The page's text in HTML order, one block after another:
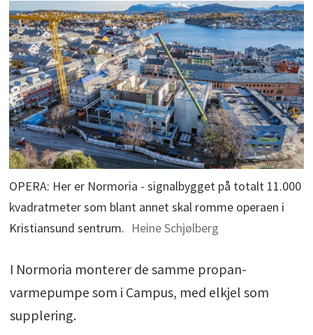
OPERA: Her er Normoria - signalbygget på totalt 11.000
kvadratmeter som blant annet skal romme operaen i
Kristiansund sentrum. Heine Schjølberg
I Normoria monterer de samme propan-
varmepumpe som i Campus, med elkjel som
supplering.